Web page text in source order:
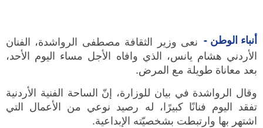
أنباء الوطن - نعى وزير الثقافة مصطفى الرواشدة، الفنان
الأردني هشام يانس، الذي وافاه الأجل مساء اليوم الأحد،
بعد معاناة طويلة مع المرض.
وقال الرواشدة في بيان للوزارة، إنّ الساحة الفنية الأردنية
تفقد اليوم فنانًا كبيرًا، له رصيد نوعي من الأعمال التي
اشتهر بها وارتبطت بشخصيّته الإبداعية.